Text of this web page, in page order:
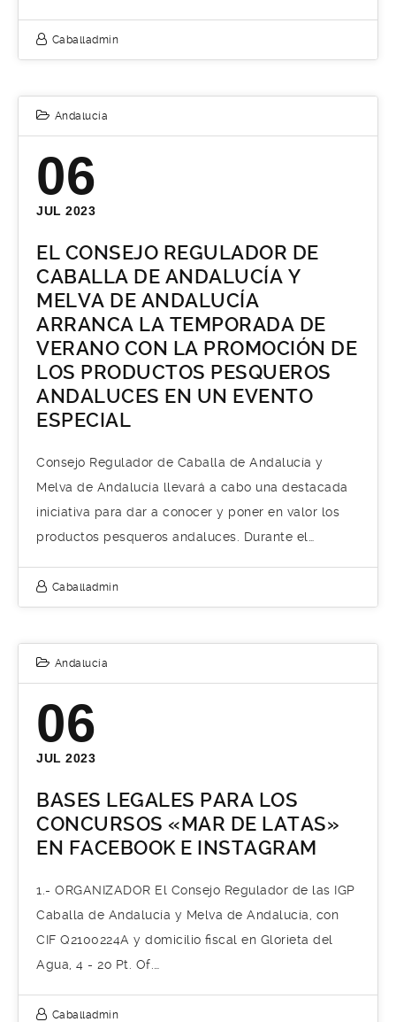
Caballadmin
Andalucía
06
JUL 2023
EL CONSEJO REGULADOR DE
CABALLA DE ANDALUCÍA Y
MELVA DE ANDALUCÍA
ARRANCA LA TEMPORADA DE
VERANO CON LA PROMOCIÓN DE
LOS PRODUCTOS PESQUEROS
ANDALUCES EN UN EVENTO
ESPECIAL
Consejo Regulador de Caballa de Andalucía y
Melva de Andalucía llevará a cabo una destacada
iniciativa para dar a conocer y poner en valor los
productos pesqueros andaluces. Durante el…
Caballadmin
Andalucía
06
JUL 2023
BASES LEGALES PARA LOS
CONCURSOS «MAR DE LATAS»
EN FACEBOOK E INSTAGRAM
1.- ORGANIZADOR El Consejo Regulador de las IGP
Caballa de Andalucía y Melva de Andalucía, con
CIF Q2100224A y domicilio ﬁscal en Glorieta del
Agua, 4 - 2o Pt. Of.…
Caballadmin